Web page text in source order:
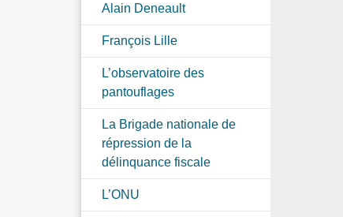
Alain Deneault
François Lille
L’observatoire des
pantouflages
La Brigade nationale de
répression de la
délinquance fiscale
L’ONU